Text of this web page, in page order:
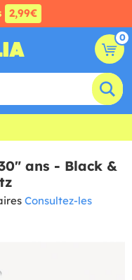
2,99€
0
ans - Black &
Consultez-les